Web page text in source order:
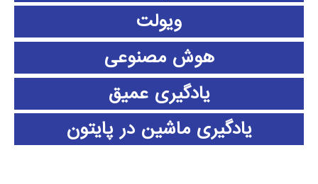
ویولت
هوش مصنوعی
یادگیری عمیق
یادگیری ماشین در پایتون